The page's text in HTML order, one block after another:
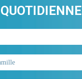
QUOTIDIENNE